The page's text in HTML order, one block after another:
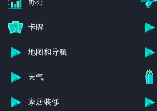
卡牌
地图和导航
天气
家居装修